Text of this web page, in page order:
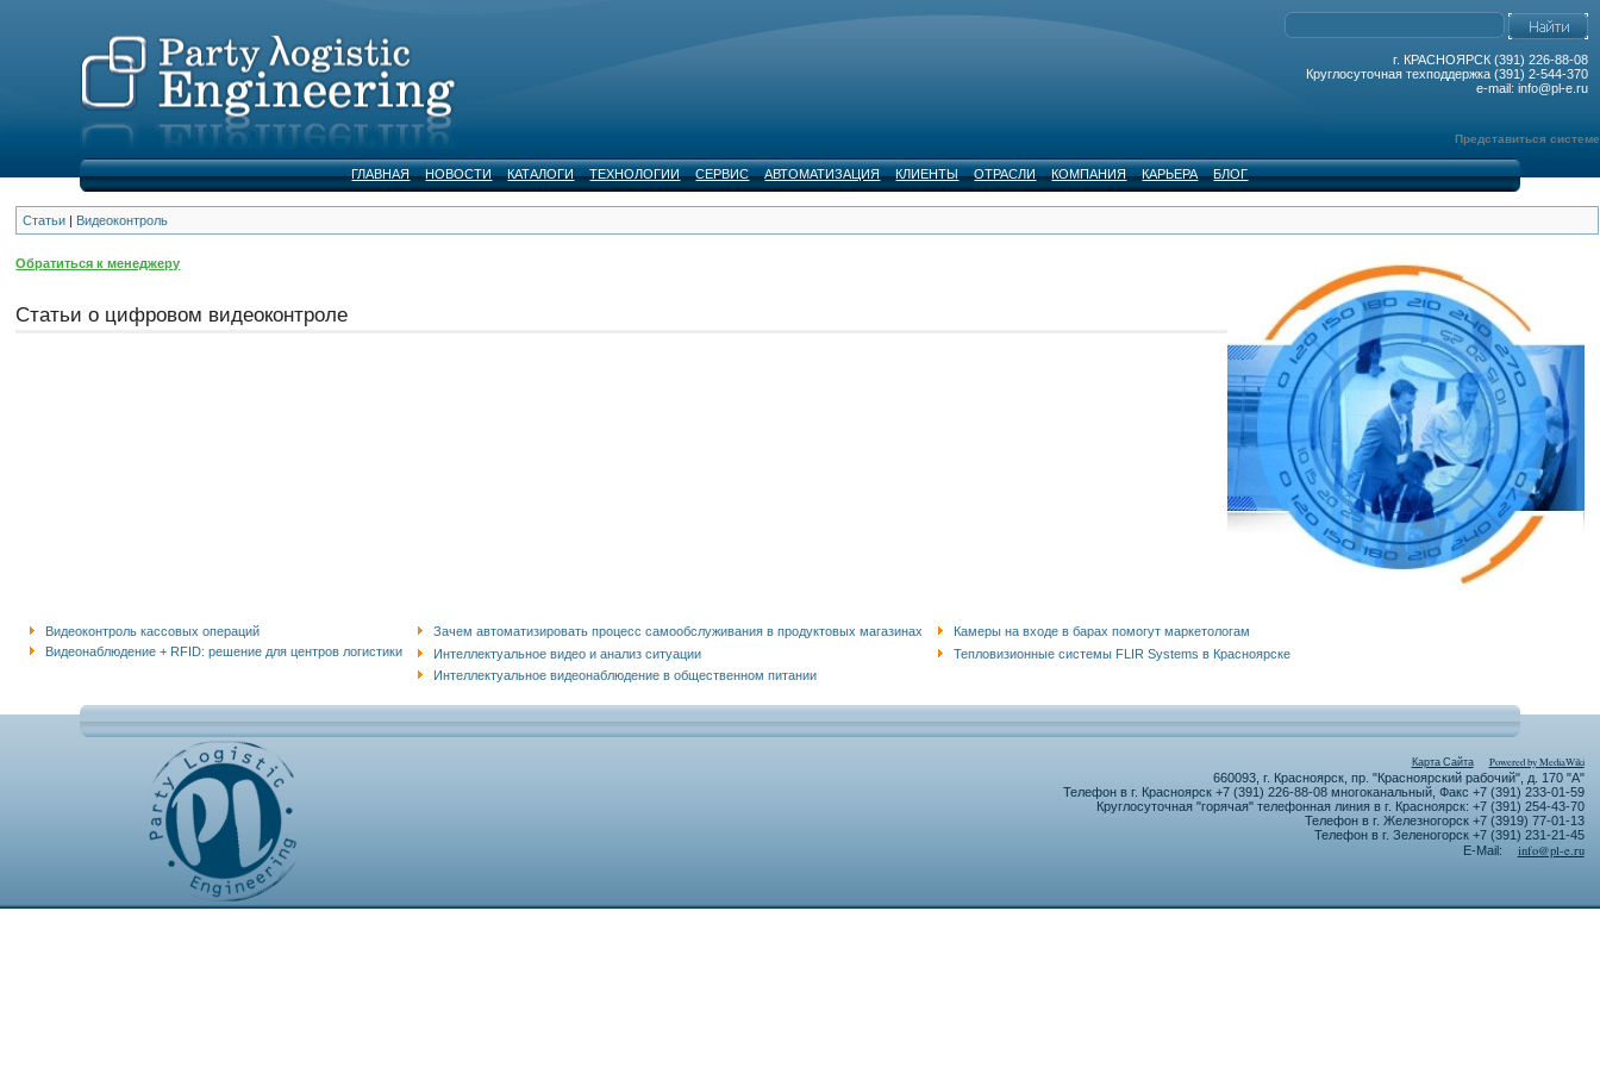
г. КРАСНОЯРСК (391) 226-88-08
Круглосуточная техподдержка (391) 2-544-370
e-mail: info@pl-e.ru
Представиться системе
ГЛАВНАЯ НОВОСТИ КАТАЛОГИ ТЕХНОЛОГИИ СЕРВИС АВТОМАТИЗАЦИЯ КЛИЕНТЫ ОТРАСЛИ КОМПАНИЯ КАРЬЕРА БЛОГ
Статьи | Видеоконтроль
Обратиться к менеджеру
Статьи о цифровом видеоконтроле
Видеоконтроль кассовых операций
Видеонаблюдение + RFID: решение для центров логистики
Зачем автоматизировать процесс самообслуживания в продуктовых магазинах
Интеллектуальное видео и анализ ситуации
Интеллектуальное видеонаблюдение в общественном питании
Камеры на входе в барах помогут маркетологам
Тепловизионные системы FLIR Systems в Красноярске
Карта Сайта Powered by MediaWiki
660093, г. Красноярск, пр. "Красноярский рабочий", д. 170 "А"
Телефон в г. Красноярск +7 (391) 226-88-08 многоканальный, Факс +7 (391) 233-01-59
Круглосуточная "горячая" телефонная линия в г. Красноярск: +7 (391) 254-43-70
Телефон в г. Железногорск +7 (3919) 77-01-13
Телефон в г. Зеленогорск +7 (391) 231-21-45
E-Mail:
info@pl-e.ru